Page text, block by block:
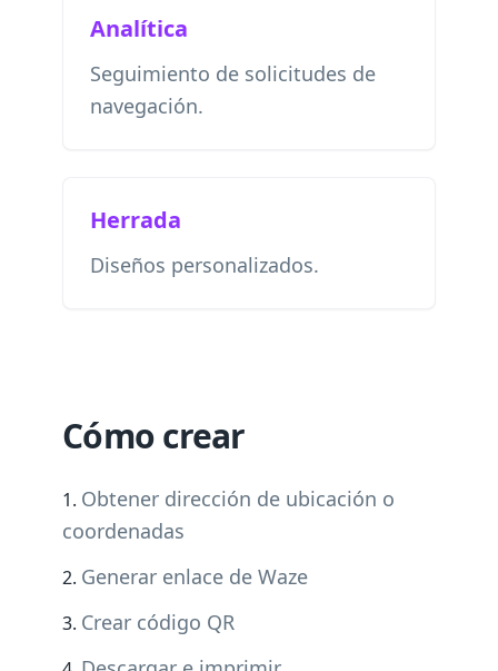
Analítica
Seguimiento de solicitudes de
navegación.
Herrada
Diseños personalizados.
Cómo crear
Obtener dirección de ubicación o
coordenadas
Generar enlace de Waze
Crear código QR